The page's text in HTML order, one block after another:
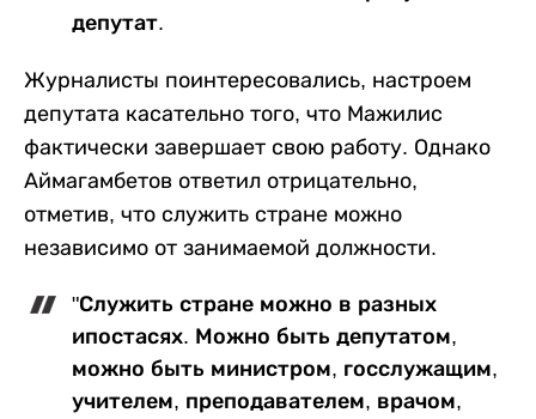
депутат.
Журналисты поинтересовались, настроем
депутата касательно того, что Мажилис
фактически завершает свою работу. Однако
Аймагамбетов ответил отрицательно,
отметив, что служить стране можно
независимо от занимаемой должности.
"Служить стране можно в разных
ипостасях. Можно быть депутатом,
можно быть министром, госслужащим,
учителем, преподавателем, врачом,